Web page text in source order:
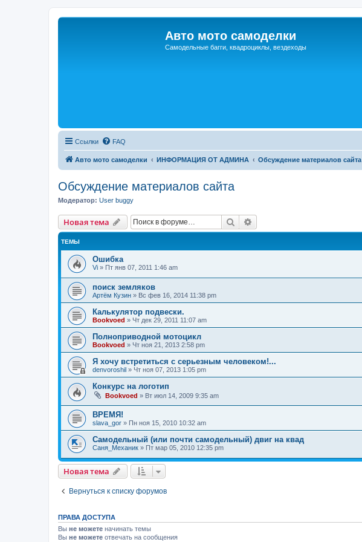
Авто мото самоделки
Самодельные багги, квадроциклы, вездеходы
Ссылки FAQ
Авто мото самоделки ИНФОРМАЦИЯ ОТ АДМИНА Обсуждение материалов сайта
Обсуждение материалов сайта
Модератор: User buggy
Новая тема Поиск
ТЕМЫ
Ошибка
Vi » Пт янв 07, 2011 1:46 am
поиск земляков
Артём Кузин » Вс фев 16, 2014 11:38 pm
Калькулятор подвески.
Bookvoed » Чт дек 29, 2011 11:07 am
Полноприводной мотоцикл
Bookvoed » Чт ноя 21, 2013 2:58 pm
Я хочу встретиться с серьезным человеком!...
denvoroshil » Чт ноя 07, 2013 1:05 pm
Конкурс на логотип
Bookvoed » Вт июл 14, 2009 9:35 am
ВРЕМЯ!
slava_gor » Пн ноя 15, 2010 10:32 am
Самодельный (или почти самодельный) двиг на квад
Саня_Механик » Пт мар 05, 2010 12:35 pm
Новая тема
Вернуться к списку форумов
ПРАВА ДОСТУПА
Вы не можете начинать темы
Вы не можете отвечать на сообщения